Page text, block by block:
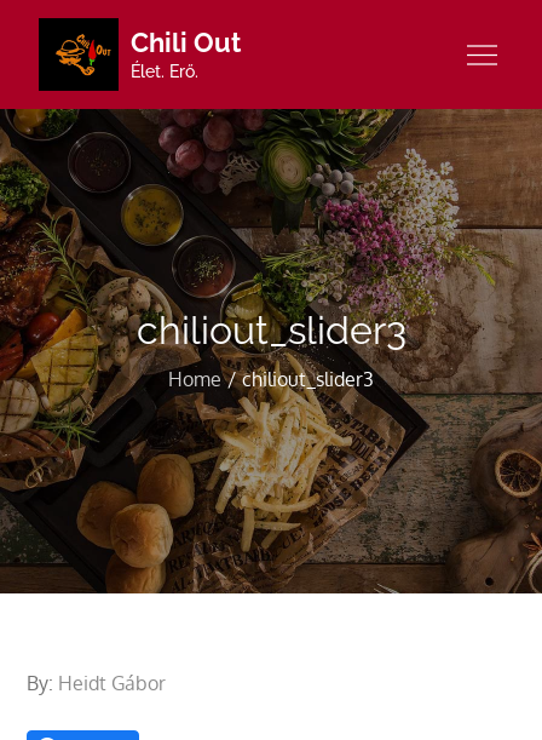
Chili Out
Élet. Erő.
chiliout_slider3
Home chiliout_slider3
By: Heidt Gábor